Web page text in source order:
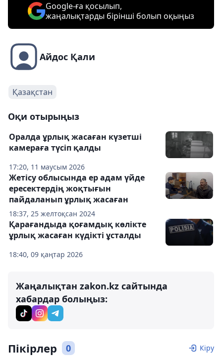
Google-ға қосылып,
жаңалықтарды бірінші болып оқыңыз
Айдос Қали
Қазақстан
Оқи отырыңыз
17:20, 11 маусым 2026
Оралда ұрлық жасаған күзетші
камераға түсіп қалды
18:37, 25 желтоқсан 2024
Жетісу облысында ер адам үйде
ересектердің жоқтығын
пайдаланып ұрлық жасаған
18:40, 09 қаңтар 2026
Қарағандыда қоғамдық көлікте
ұрлық жасаған күдікті ұсталды
Жаңалықтан zakon.kz сайтында
хабардар болыңыз:
Пікірлер 0 Кіру